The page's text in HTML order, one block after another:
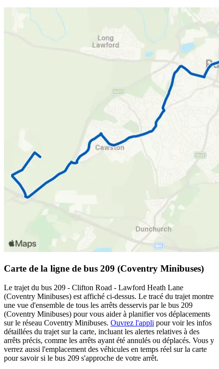
Carte de la ligne de bus 209 (Coventry Minibuses)
Le trajet du bus 209 - Clifton Road - Lawford Heath Lane
(Coventry Minibuses) est affiché ci-dessus. Le tracé du trajet montre
une vue d'ensemble de tous les arrêts desservis par le bus 209
(Coventry Minibuses) pour vous aider à planifier vos déplacements
sur le réseau Coventry Minibuses. Ouvrez l'appli pour voir les infos
détaillées du trajet sur la carte, incluant les alertes relatives à des
arrêts précis, comme les arrêts ayant été annulés ou déplacés. Vous y
verrez aussi l'emplacement des véhicules en temps réel sur la carte
pour savoir si le bus 209 s'approche de votre arrêt.